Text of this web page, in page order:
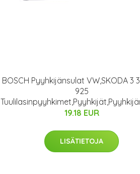
BOSCH Pyyhkijänsulat VW,SKODA 3
925
19.18 EUR
LISÄTIETOJA